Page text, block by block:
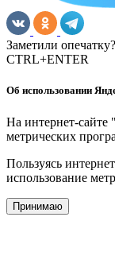
Заметили
CTRL+ENTER
Об использовании
На интернет-сайте
метрических
Пользуясь
использование
Принимаю